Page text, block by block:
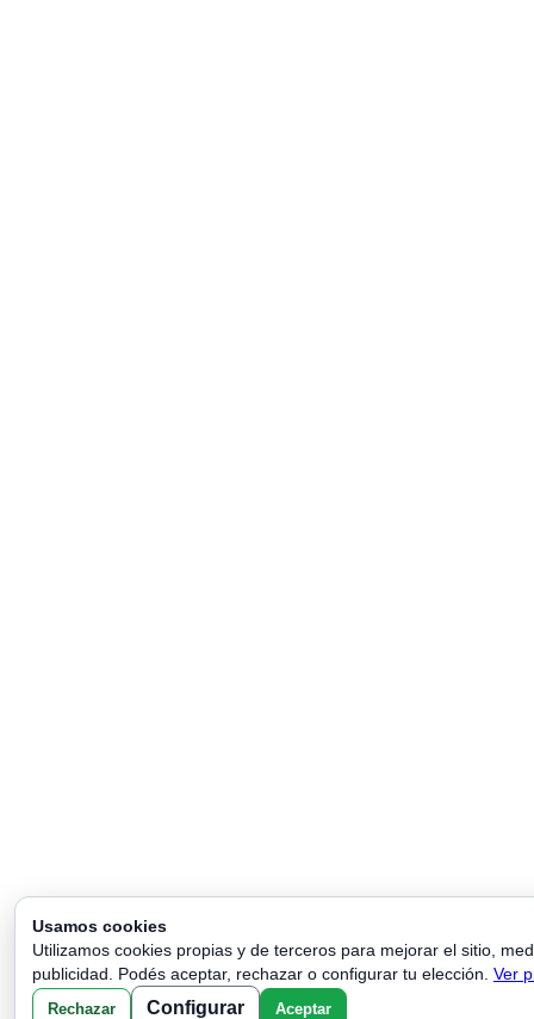
Usamos cookies
Utilizamos cookies propias y de terceros para mejorar el sitio,
publicidad. Podés aceptar, rechazar o configurar tu elección. Ver
Rechazar Configurar Aceptar